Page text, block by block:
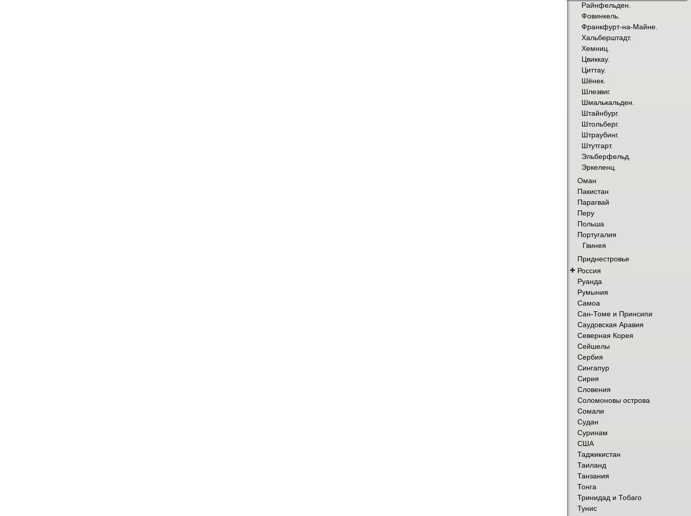
Райнфельден.
Фовинкель.
Франкфурт-на-Майне.
Хальберштадт.
Хемниц.
Цвиккау.
Циттау.
Шёнек.
Шлезвиг.
Шмалькальден.
Штайнбург.
Штольберг.
Штраубинг.
Штутгарт.
Эльберфельд.
Эркеленц.
Оман
Пакистан
Парагвай
Перу
Польша
Португалия
Гвинея
Приднестровье
+ Россия
Руанда
Румыния
Самоа
Сан-Томе и Принсипи
Саудовская Аравия
Северная Корея
Сейшелы
Сербия
Сингапур
Сирия
Словения
Соломоновы острова
Сомали
Судан
Суринам
США
Таджикистан
Таиланд
Танзания
Тонга
Тринидад и Тобаго
Тунис